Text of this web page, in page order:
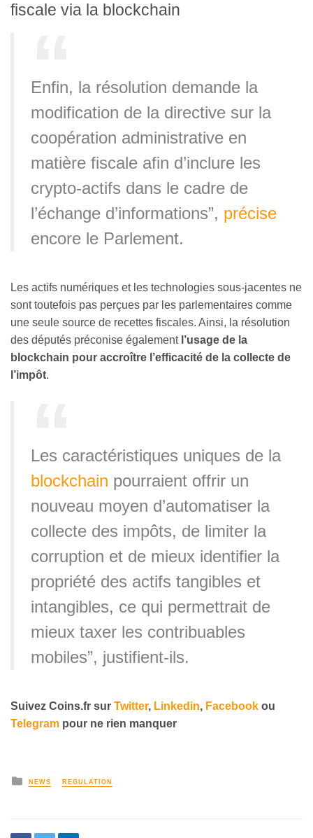
fiscale via la blockchain
Enfin, la résolution demande la
modification de la directive sur la
coopération administrative en
matière fiscale afin d’inclure les
crypto-actifs dans le cadre de
l’échange d’informations”, précise
encore le Parlement.
Les actifs numériques et les technologies sous-jacentes ne
sont toutefois pas perçues par les parlementaires comme
une seule source de recettes fiscales. Ainsi, la résolution
des députés préconise égalementl’usage de la
blockchain pour accroître l’efficacité de la collecte de
l’impôt.
Les caractéristiques uniques de la
blockchain pourraient offrir un
nouveau moyen d’automatiser la
collecte des impôts, de limiter la
corruption et de mieux identifier la
propriété des actifs tangibles et
intangibles, ce qui permettrait de
mieux taxer les contribuables
mobiles”, justifient-ils.
Suivez Coins.fr sur Twitter, Linkedin, Facebook ou
Telegram pour ne rien manquer
NEWS REGULATION